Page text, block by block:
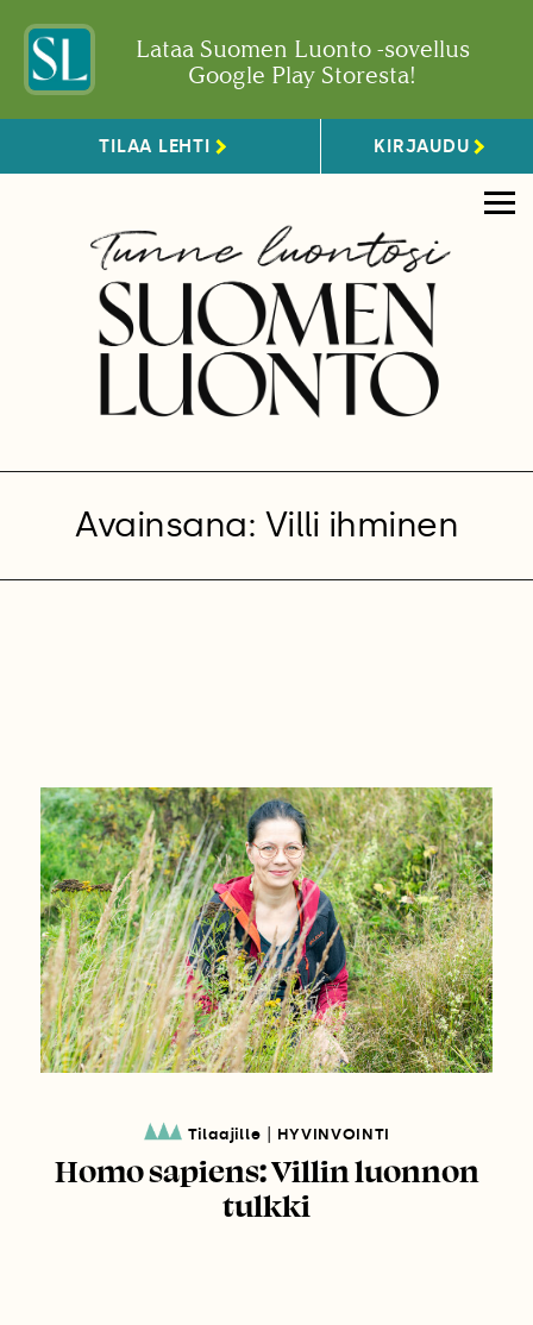
Lataa Suomen Luonto -sovellus
Google Play Storesta!
TILAA LEHTI KIRJAUDU
Avainsana: Villi ihminen
Tilaajille HYVINVOINTI
Homo sapiens: Villin luonnon
tulkki